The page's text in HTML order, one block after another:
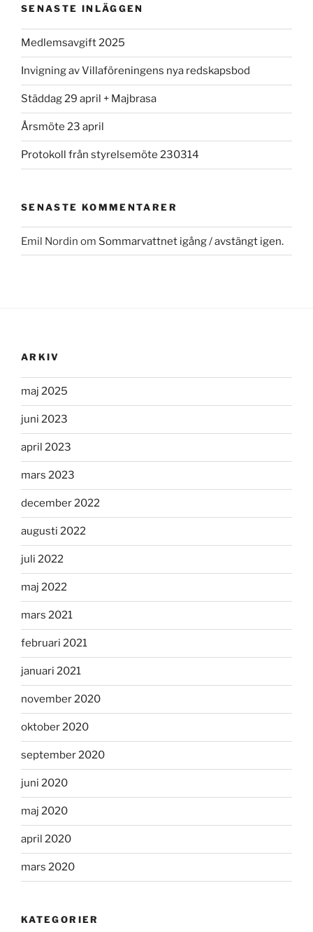
SENASTE INLÄGGEN
Medlemsavgift 2025
Invigning av Villaföreningens nya redskapsbod
Städdag 29 april + Majbrasa
Årsmöte 23 april
Protokoll från styrelsemöte 230314
SENASTE KOMMENTARER
Emil Nordin om Sommarvattnet igång / avstängt igen.
ARKIV
maj 2025
juni 2023
april 2023
mars 2023
december 2022
augusti 2022
juli 2022
maj 2022
mars 2021
februari 2021
januari 2021
november 2020
oktober 2020
september 2020
juni 2020
maj 2020
april 2020
mars 2020
KATEGORIER